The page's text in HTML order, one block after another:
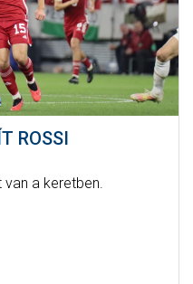
ROSSI
a keretben.